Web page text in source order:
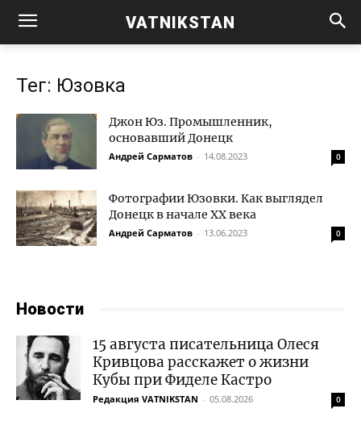
VATNIKSTAN
Тег: Юзовка
Джон Юз. Промышленник,
основавший Донецк
Андрей Сарматов - 14.08.2023 0
Фотографии Юзовки. Как выглядел
Донецк в начале XX века
Андрей Сарматов - 13.06.2023 0
Новости
15 августа писательница Олеся
Кривцова расскажет о жизни
Кубы при Фиделе Кастро
Редакция VATNIKSTAN - 05.08.2026 0